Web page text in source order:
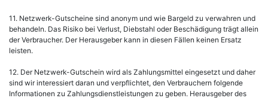
11. Netzwerk-Gutscheine sind anonym und wie Bargeld zu verwahren und
behandeln. Das Risiko bei Verlust, Diebstahl oder Beschädigung trägt allein
der Verbraucher. Der Herausgeber kann in diesen Fällen keinen Ersatz
leisten.
12. Der Netzwerk-Gutschein wird als Zahlungsmittel eingesetzt und daher
sind wir interessiert daran und verpflichtet, den Verbrauchern folgende
Informationen zu Zahlungsdienstleistungen zu geben. Herausgeber des